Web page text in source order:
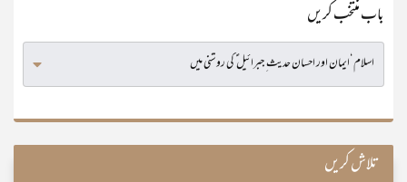
باب منتخب کریں
تلاش کریں